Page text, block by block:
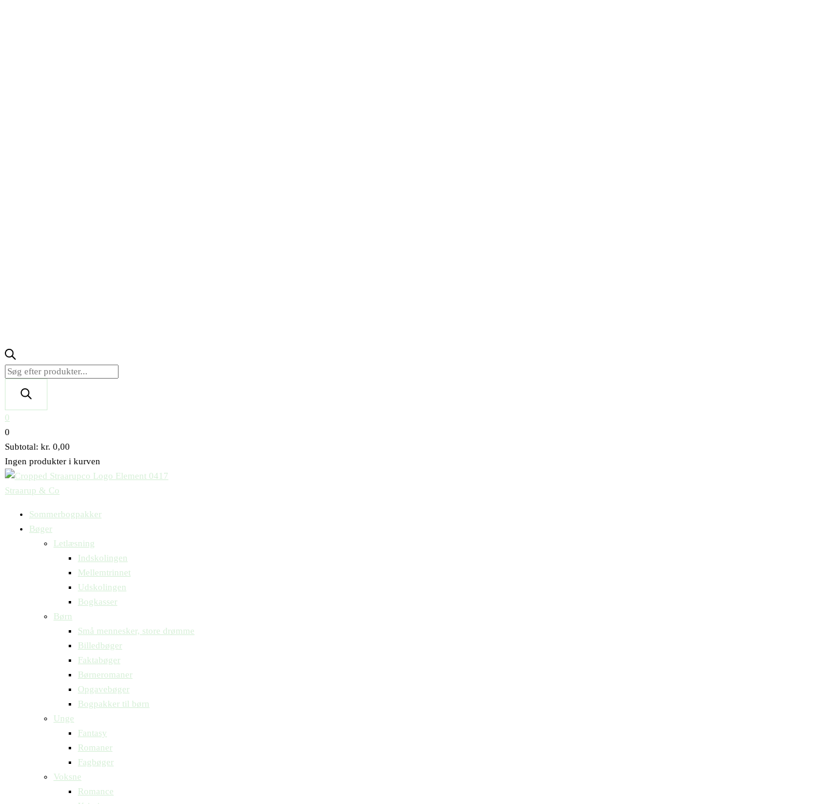
0
0
Subtotal: kr. 0,00
Ingen produkter i kurven
Straarup & Co
Sommerbogpakker
Bøger
Letlæsning
Indskolingen
Mellemtrinnet
Udskolingen
Bogkasser
Børn
Små mennesker, store drømme
Billedbøger
Faktabøger
Børneromaner
Opgavebøger
Bogpakker til børn
Unge
Fantasy
Romaner
Fagbøger
Voksne
Romance